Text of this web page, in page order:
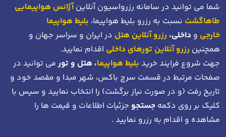
شما می توانید در سامانه رزرواسیون آنلاینآژانس هواپیمایی
طاهاگشت نسبت به رزرو بلیط هواپیما، بلیط هواپیما
خارجی و داخلی، رزرو آنلاین هتل در ایران و سراسر جهان و
همچنین رزرو آنلاین تورهای داخلی اقدام نمایید.
جهت شروع فرایند خرید بلیط هواپیما، هتل و تورمی توانید در
صفحات مرتبط در قسمت سرچ باکس، شهر مبدا و مقصد خود و
تاریخ رفت (و در صورت نیاز برگشت) را انتخاب نمایید و سپس با
کلیک بر روی دکمه جستجو جزئیات اطلاعات و قیمت ها را
مشاهده و اقدام به رزرو نمایید .